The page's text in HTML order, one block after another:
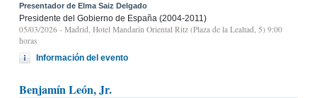
Presentador de Elma Saiz Delgado
Presidente del Gobierno de España (2004-2011)
05/03/2026 - Madrid, Hotel Mandarin Oriental Ritz (Plaza de la Lealtad, 5) 9:00
horas
Información del evento
Benjamín León, Jr.